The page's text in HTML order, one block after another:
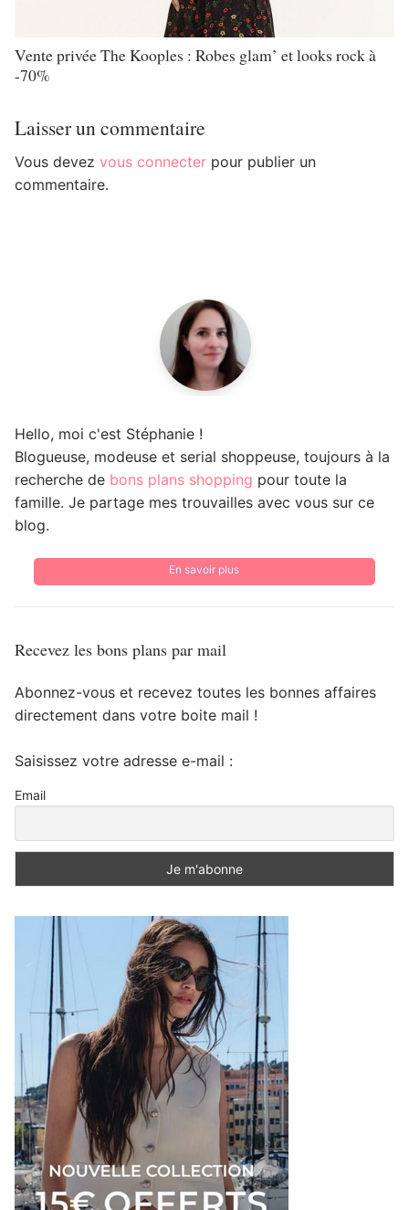
Vente privée The Kooples : Robes glam’ et looks rock à
-70%
Laisser un commentaire
Vous devez vous connecter pour publier un
commentaire.
Hello, moi c'est Stéphanie !
Blogueuse, modeuse et serial shoppeuse, toujours à la
recherche de bons plans shopping pour toute la
famille. Je partage mes trouvailles avec vous sur ce
blog.
En savoir plus
Recevez les bons plans par mail
Abonnez-vous et recevez toutes les bonnes affaires
directement dans votre boite mail !
Saisissez votre adresse e-mail :
Email